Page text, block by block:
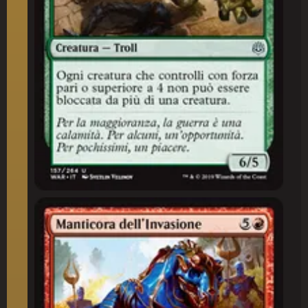
Manticora dell'Invasione